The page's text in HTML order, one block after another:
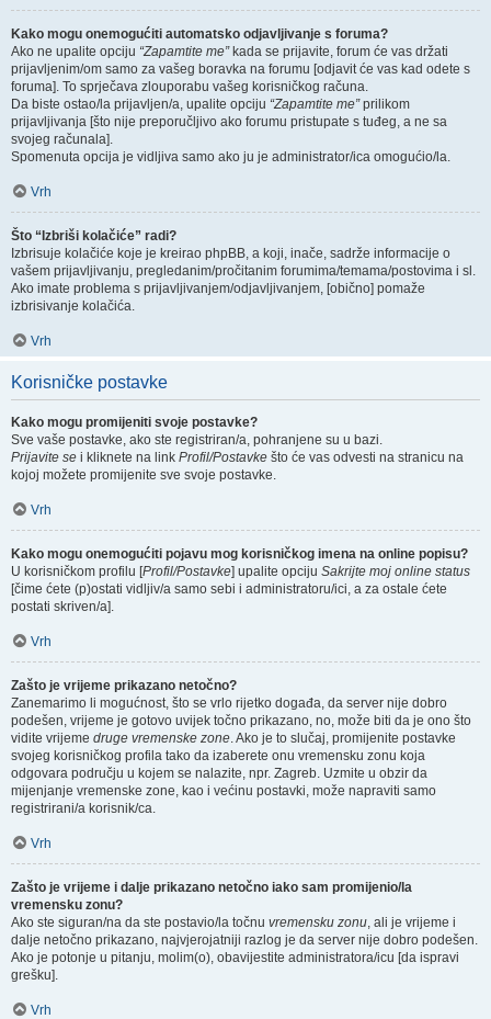
Kako mogu onemogućiti automatsko odjavljivanje s foruma?
Ako ne upalite opciju “Zapamtite me”kada se prijavite, forum će vas držati
prijavljenim/om samo za vašeg boravka na forumu [odjavit će vas kad odete s
foruma]. To sprječava zlouporabu vašeg korisničkog računa.
Da biste ostao/la prijavljen/a, upalite opciju “Zapamtite me”prilikom
prijavljivanja [što nije preporučljivo ako forumu pristupate s tuđeg, a ne sa
svojeg računala].
Spomenuta opcija je vidljiva samo ako ju je administrator/ica omogućio/la.
Vrh
Što “Izbriši kolačiće” radi?
Izbrisuje kolačiće koje je kreirao phpBB, a koji, inače, sadrže informacije o
vašem prijavljivanju, pregledanim/pročitanim forumima/temama/postovima i sl.
Ako imate problema s prijavljivanjem/odjavljivanjem, [obično] pomaže
izbrisivanje kolačića.
Vrh
Korisničke postavke
Kako mogu promijeniti svoje postavke?
Sve vaše postavke, ako ste registriran/a, pohranjene su u bazi.
Prijavite se i kliknete na link Profil/Postavke što će vas odvesti na stranicu na
kojoj možete promijenite sve svoje postavke.
Vrh
Kako mogu onemogućiti pojavu mog korisničkog imena na online popisu?
U korisničkom profilu [Profil/Postavke] upalite opciju Sakrijte moj online status
[čime ćete (p)ostati vidljiv/a samo sebi i administratoru/ici, a za ostale ćete
postati skriven/a].
Vrh
Zašto je vrijeme prikazano netočno?
Zanemarimo li mogućnost, što se vrlo rijetko događa, da server nije dobro
podešen, vrijeme je gotovo uvijek točno prikazano, no, može biti da je ono što
vidite vrijeme druge vremenske zone. Ako je to slučaj, promijenite postavke
svojeg korisničkog profila tako da izaberete onu vremensku zonu koja
odgovara području u kojem se nalazite, npr. Zagreb. Uzmite u obzir da
mijenjanje vremenske zone, kao i većinu postavki, može napraviti samo
registrirani/a korisnik/ca.
Vrh
Zašto je vrijeme i dalje prikazano netočno iako sam promijenio/la
vremensku zonu?
Ako ste siguran/na da ste postavio/la točnu vremensku zonu, ali je vrijeme i
dalje netočno prikazano, najvjerojatniji razlog je da server nije dobro podešen.
Ako je potonje u pitanju, molim(o), obavijestite administratora/icu [da ispravi
grešku].
Vrh